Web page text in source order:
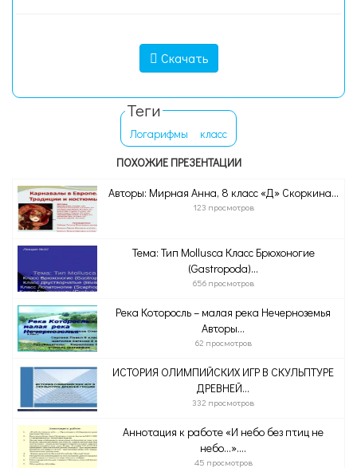
Скачать
Теги
Логарифмы
класс
ПОХОЖИЕ ПРЕЗЕНТАЦИИ
Авторы: Мирная Анна, 8 класс «Д» Скоркина...
123 просмотров
Тема: Тип Mollusca Класс Брюхоногие
(Gastropoda)...
656 просмотров
Река Которосль – малая река Нечерноземья
Авторы...
62 просмотров
ИСТОРИЯ ОЛИМПИЙСКИХ ИГР В СКУЛЬПТУРЕ
ДРЕВНЕЙ...
332 просмотров
Аннотация к работе «И небо без птиц не
небо…»....
45 просмотров